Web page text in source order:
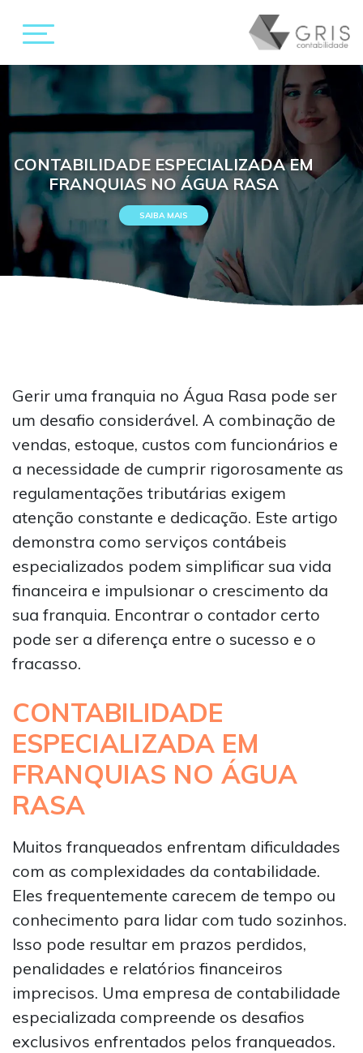
CONTABILIDADE ESPECIALIZADA EM
FRANQUIAS NO ÁGUA RASA
SAIBA MAIS
Gerir uma franquia no Água Rasa pode ser
um desafio considerável. A combinação de
vendas, estoque, custos com funcionários e
a necessidade de cumprir rigorosamente as
regulamentações tributárias exigem
atenção constante e dedicação. Este artigo
demonstra como serviços contábeis
especializados podem simplificar sua vida
financeira e impulsionar o crescimento da
sua franquia. Encontrar o contador certo
pode ser a diferença entre o sucesso e o
fracasso.
CONTABILIDADE
ESPECIALIZADA EM
FRANQUIAS NO ÁGUA
RASA
Muitos franqueados enfrentam dificuldades
com as complexidades da contabilidade.
Eles frequentemente carecem de tempo ou
conhecimento para lidar com tudo sozinhos.
Isso pode resultar em prazos perdidos,
penalidades e relatórios financeiros
imprecisos. Uma empresa de contabilidade
especializada compreende os desafios
exclusivos enfrentados pelos franqueados.